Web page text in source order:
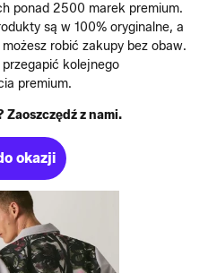
ponad 2500 marek premium.
są w 100% oryginalne, a
robić zakupy bez obaw.
kolejnego
premium.
Zaoszczędź z nami.
okazji